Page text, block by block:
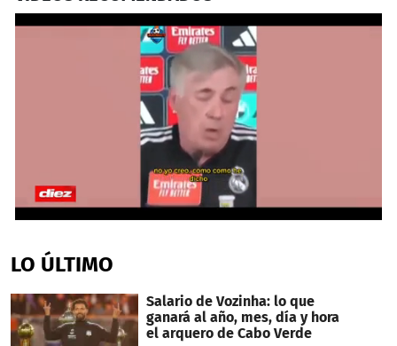
of
49
LO ÚLTIMO
Salario de Vozinha: lo que
ganará al año, mes, día y hora
el arquero de Cabo Verde